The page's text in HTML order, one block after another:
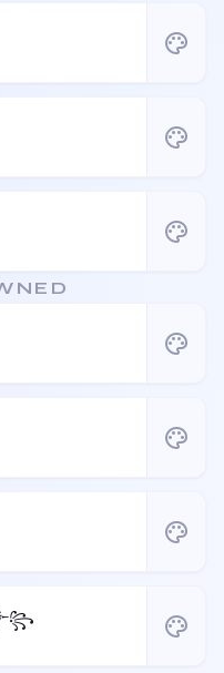
palette
palette
palette
palette
palette
palette
palette